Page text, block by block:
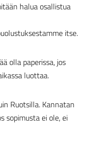
halua osallistua
itse.
olla paperissa, jos
luottaa.
Ruotsilla. Kannatan
sopimusta ei ole, ei